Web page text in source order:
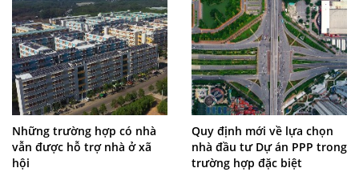
Những trường hợp có nhà
vẫn được hỗ trợ nhà ở xã
hội
Quy định mới về lựa chọn
nhà đầu tư Dự án PPP trong
trường hợp đặc biệt